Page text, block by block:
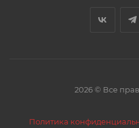
2026 © Все
Политика